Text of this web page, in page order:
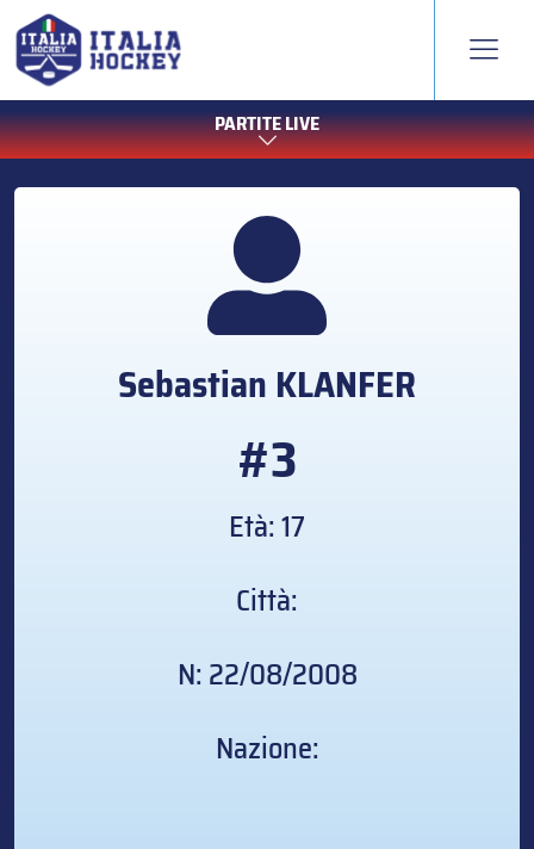
PARTITE LIVE
Sebastian KLANFER
#3
Età: 17
Città:
N: 22/08/2008
Nazione: